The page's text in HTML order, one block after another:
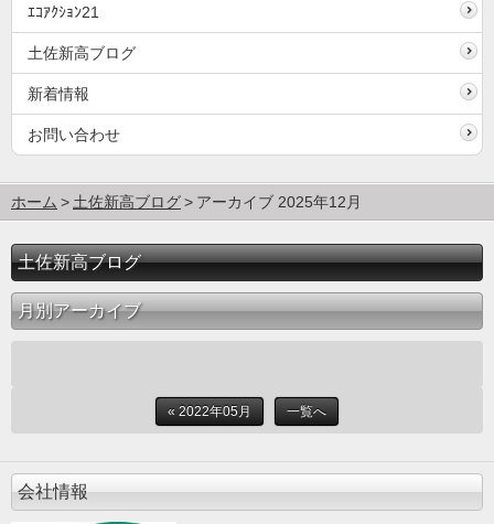
ｴｺｱｸｼｮﾝ21
土佐新高ブログ
新着情報
お問い合わせ
ホーム 土佐新高ブログ アーカイブ 2025年12月
土佐新高ブログ
月別アーカイブ
« 2022年05月 一覧へ
会社情報